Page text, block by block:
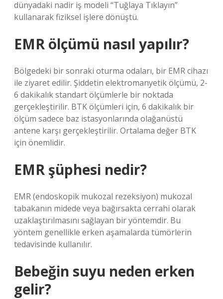
dünyadaki nadir iş modeli “Tuğlaya Tıklayın”
kullanarak fiziksel işlere dönüştü.
EMR ölçümü nasıl yapılır?
Bölgedeki bir sonraki oturma odaları, bir EMR cihazı
ile ziyaret edilir. Şiddetin elektromanyetik ölçümü, 2-
6 dakikalık standart ölçümlerle bir noktada
gerçekleştirilir. BTK ölçümleri için, 6 dakikalık bir
ölçüm sadece baz istasyonlarında olağanüstü
antene karşı gerçekleştirilir. Ortalama değer BTK
için önemlidir.
EMR şüphesi nedir?
EMR (endoskopik mukozal rezeksiyon) mukozal
tabakanın midede veya bağırsakta cerrahi olarak
uzaklaştırılmasını sağlayan bir yöntemdir. Bu
yöntem genellikle erken aşamalarda tümörlerin
tedavisinde kullanılır.
Bebeğin suyu neden erken
gelir?